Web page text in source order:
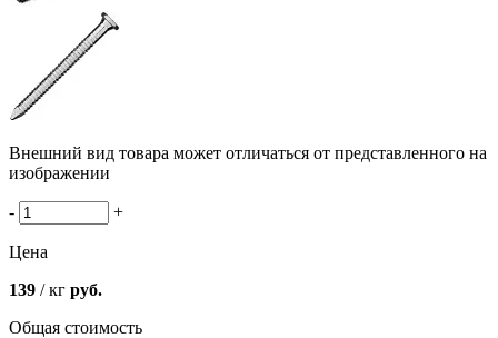
Внешний вид товара может отличаться от представленного на
изображении
- +
Цена
139 / кг руб.
Общая стоимость